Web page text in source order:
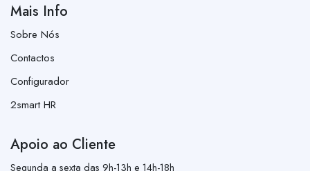
Mais Info
Sobre Nós
Contactos
Configurador
2smart HR
Apoio ao Cliente
Segunda a sexta das 9h-13h e 14h-18h